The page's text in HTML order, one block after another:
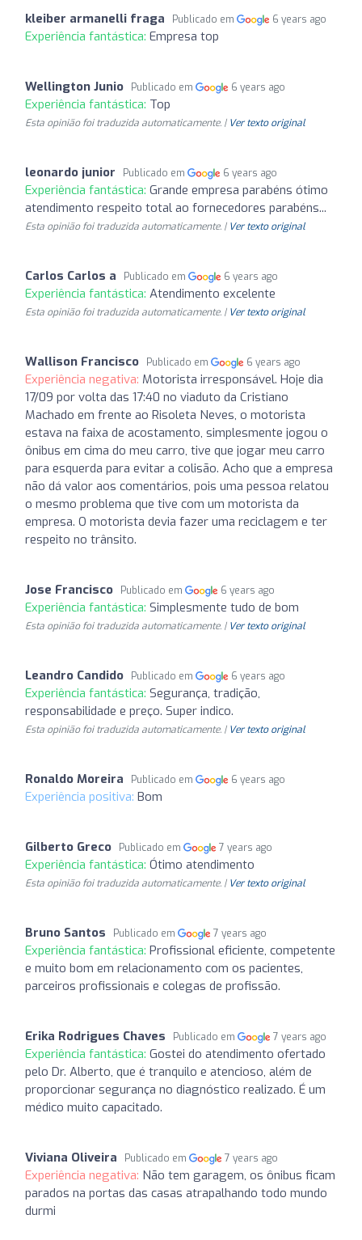
kleiber armanelli fraga Publicado em 6 years ago
Experiência fantástica: Empresa top
Wellington Junio Publicado em 6 years ago
Experiência fantástica: Top
Esta opinião foi traduzida automaticamente. | Ver texto original
leonardo junior Publicado em 6 years ago
Experiência fantástica: Grande empresa parabéns ótimo
atendimento respeito total ao fornecedores parabéns...
Esta opinião foi traduzida automaticamente. | Ver texto original
Carlos Carlos a Publicado em 6 years ago
Experiência fantástica: Atendimento excelente
Esta opinião foi traduzida automaticamente. | Ver texto original
Wallison Francisco Publicado em 6 years ago
Experiência negativa: Motorista irresponsável. Hoje dia
17/09 por volta das 17:40 no viaduto da Cristiano
Machado em frente ao Risoleta Neves, o motorista
estava na faixa de acostamento, simplesmente jogou o
ônibus em cima do meu carro, tive que jogar meu carro
para esquerda para evitar a colisão. Acho que a empresa
não dá valor aos comentários, pois uma pessoa relatou
o mesmo problema que tive com um motorista da
empresa. O motorista devia fazer uma reciclagem e ter
respeito no trânsito.
Jose Francisco Publicado em 6 years ago
Experiência fantástica: Simplesmente tudo de bom
Esta opinião foi traduzida automaticamente. | Ver texto original
Leandro Candido Publicado em 6 years ago
Experiência fantástica: Segurança, tradição,
responsabilidade e preço. Super indico.
Esta opinião foi traduzida automaticamente. | Ver texto original
Ronaldo Moreira Publicado em 6 years ago
Experiência positiva: Bom
Gilberto Greco Publicado em 7 years ago
Experiência fantástica: Ótimo atendimento
Esta opinião foi traduzida automaticamente. | Ver texto original
Bruno Santos Publicado em 7 years ago
Experiência fantástica: Profissional eficiente, competente
e muito bom em relacionamento com os pacientes,
parceiros profissionais e colegas de profissão.
Erika Rodrigues Chaves Publicado em 7 years ago
Experiência fantástica: Gostei do atendimento ofertado
pelo Dr. Alberto, que é tranquilo e atencioso, além de
proporcionar segurança no diagnóstico realizado. É um
médico muito capacitado.
Viviana Oliveira Publicado em 7 years ago
Experiência negativa: Não tem garagem, os ônibus ficam
parados na portas das casas atrapalhando todo mundo
durmi